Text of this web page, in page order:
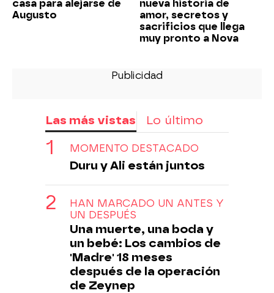
casa para alejarse de
Augusto
nueva historia de
amor, secretos y
sacrificios que llega
muy pronto a Nova
Las más vistas Lo último
MOMENTO DESTACADO
Duru y Ali están juntos
HAN MARCADO UN ANTES Y
UN DESPUÉS
Una muerte, una boda y
un bebé: Los cambios de
'Madre' 18 meses
después de la operación
de Zeynep